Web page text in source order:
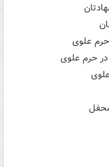
علوی
حرم علوی